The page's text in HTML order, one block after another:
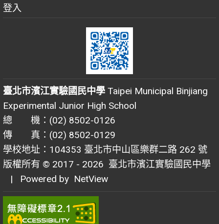
登入
臺北市濱江實驗國民中學 Taipei Municipal Binjiang
Experimental Junior High School
總 機：(02) 8502-0126
傳 真：(02) 8502-0129
學校地址：104353 臺北市中山區樂群二路 262 號
版權所有 © 2017 - 2026 臺北市濱江實驗國民中學
| Powered by NetView